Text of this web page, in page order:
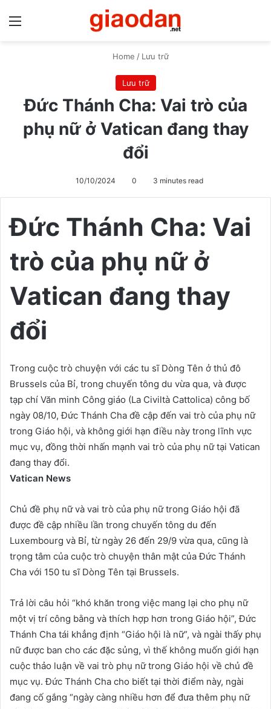
Home / Lưu trữ
Lưu trữ
Đức Thánh Cha: Vai trò của
phụ nữ ở Vatican đang thay
đổi
10/10/2024 0 3 minutes read
Đức Thánh Cha: Vai
trò của phụ nữ ở
Vatican đang thay
đổi
Trong cuộc trò chuyện với các tu sĩ Dòng Tên ở thủ đô
Brussels của Bỉ, trong chuyến tông du vừa qua, và được
tạp chí Văn minh Công giáo (La Civiltà Cattolica) công bố
ngày 08/10, Đức Thánh Cha đề cập đến vai trò của phụ nữ
trong Giáo hội, và không giới hạn điều này trong lĩnh vực
mục vụ, đồng thời nhấn mạnh vai trò của phụ nữ tại Vatican
đang thay đổi.
Vatican News
Chủ đề phụ nữ và vai trò của phụ nữ trong Giáo hội đã
được đề cập nhiều lần trong chuyến tông du đến
Luxembourg và Bỉ, từ ngày 26 đến 29/9 vừa qua, cũng là
trọng tâm của cuộc trò chuyện thân mật của Đức Thánh
Cha với 150 tu sĩ Dòng Tên tại Brussels.
Trả lời câu hỏi “khó khăn trong việc mang lại cho phụ nữ
một vị trí công bằng và thích hợp hơn trong Giáo hội”, Đức
Thánh Cha tái khẳng định “Giáo hội là nữ”, và ngài thấy phụ
nữ được ban cho các đặc sủng, vì thế không muốn giới hạn
cuộc thảo luận về vai trò phụ nữ trong Giáo hội về chủ đề
mục vụ. Đức Thánh Cha cho biết tại thời điểm này, ngài
đang cố gắng “ngày càng nhiều hơn để đưa thêm phụ nữ